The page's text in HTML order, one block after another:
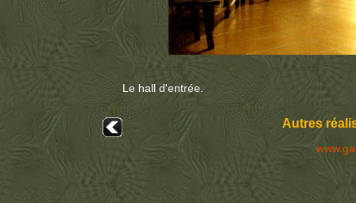
Le hall d'entrée.
Autres